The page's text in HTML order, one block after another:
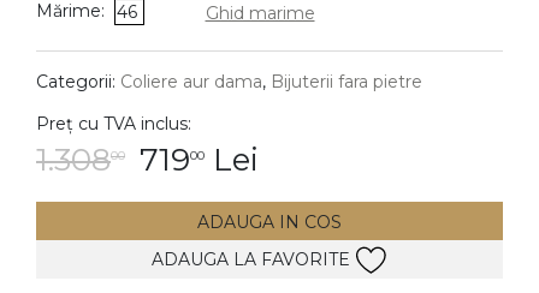
DIAMANTE Vezi toate
Cercei
Mărime: 46 Ghid marime
Categorii: Coliere aur dama, Bijuterii fara pietre
Preț cu TVA inclus:
1.30800 71900 Lei
ADAUGA IN COS
ADAUGA LA FAVORITE